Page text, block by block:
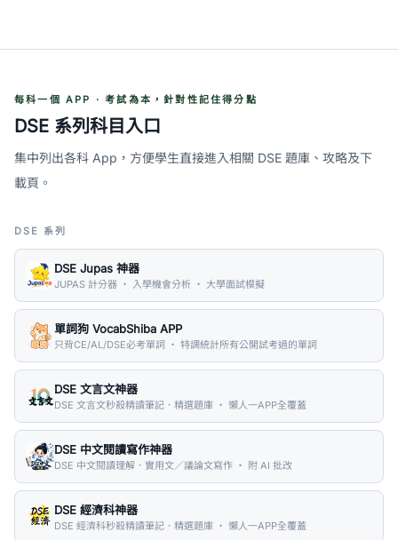
每科一個 APP · 考試為本，針對性記住得分點
DSE 系列科目入口
集中列出各科 App，方便學生直接進入相關 DSE 題庫、攻略及下
載頁。
DSE 系列
DSE Jupas 神器
JUPAS 計分器 ・ 入學機會分析 ・ 大學面試模擬
單詞狗 VocabShiba APP
只背CE/AL/DSE必考單詞 ・ 特調統計所有公開試考過的單詞
DSE 文言文神器
DSE 文言文秒殺精讀筆記．精選題庫 ・ 懶人一APP全覆蓋
DSE 中文閱讀寫作神器
DSE 中文閱讀理解．實用文／議論文寫作 ・ 附 AI 批改
DSE 經濟科神器
DSE 經濟科秒殺精讀筆記．精選題庫 ・ 懶人一APP全覆蓋